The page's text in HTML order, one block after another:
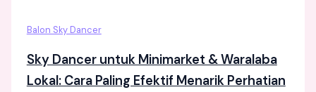
Balon Sky Dancer
Sky Dancer untuk Minimarket & Waralaba
Lokal: Cara Paling Efektif Menarik Perhatian